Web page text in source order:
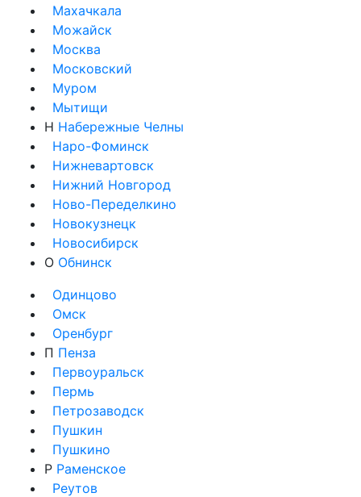
Махачкала
Можайск
Москва
Московский
Муром
Мытищи
Н Набережные Челны
Наро-Фоминск
Нижневартовск
Нижний Новгород
Ново-Переделкино
Новокузнецк
Новосибирск
О Обнинск
Одинцово
Омск
Оренбург
П Пенза
Первоуральск
Пермь
Петрозаводск
Пушкин
Пушкино
Р Раменское
Реутов